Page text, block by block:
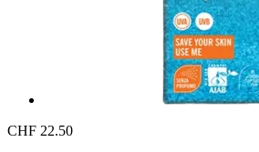
CHF 22.50